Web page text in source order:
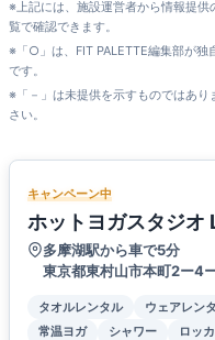
※上記には、施設運営者から情報提
覧で確認できます。
※「○」は、FIT PALETTE編集部が独
です。
※「－」は未提供を示すものではあ
さい。
キャンペーン中
ホットヨガスタジオ
多摩湖駅から車で5分
東京都東村山市本町2ー4
タオルレンタル ウェアレン
常温ヨガ
シャワー ロッ